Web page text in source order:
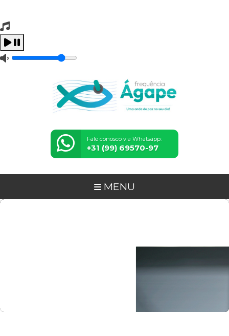
Fale conosco via Whatsapp:
+31 (99) 69570-97
MENU